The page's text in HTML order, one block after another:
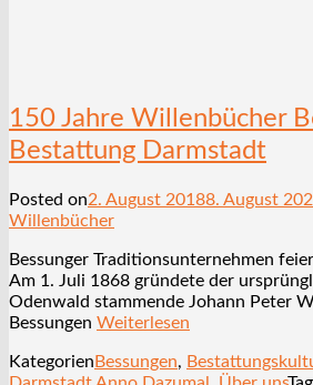
150 Jahre Willenbücher
Bestattung Darmstadt
Posted on2. August 20188. August
Willenbücher
Bessunger Traditionsunternehmen
Am 1. Juli 1868 gründete der
Odenwald stammende Johann Peter
Bessungen Weiterlesen
Kategorien Bessungen,